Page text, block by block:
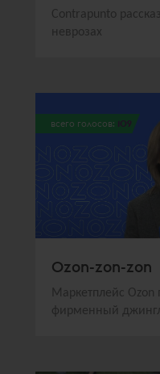
Contrapunto
неврозах
всего голосов: 109
Ozon-zon-zon
Маркетплейс Ozon
фирменный